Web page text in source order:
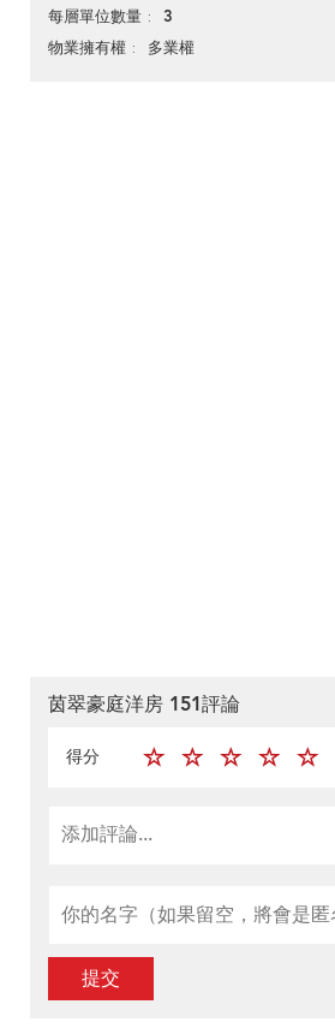
每層單位數量 3
物業擁有權 多業權
茵翠豪庭洋房 151評論
得分
提交